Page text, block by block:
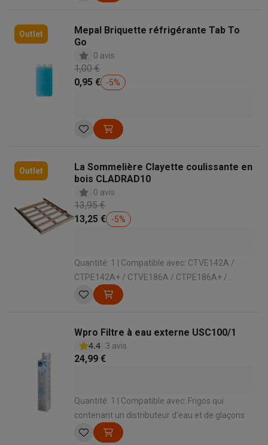
Outlet
Mepal Briquette réfrigérante Tab To
Go
0 avis
1,00 €
0,95 €
-5%
Outlet
La Sommelière Clayette coulissante en
bois CLADRAD10
0 avis
13,95 €
13,25 €
-5%
Quantité: 1 | Compatible avec: CTVE142A /
CTPE142A+ / CTVE186A / CTPE186A+ /
Wpro Filtre à eau externe USC100/1
4.4 3 avis
24,99 €
Quantité: 1 | Compatible avec: Frigos qui
contenant un distributeur d'eau et de glaçons